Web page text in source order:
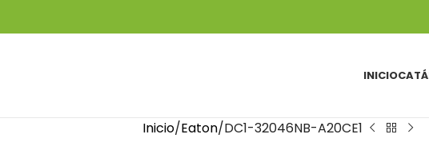
INICIO
Inicio Eaton DC1-32046NB-A20CE1